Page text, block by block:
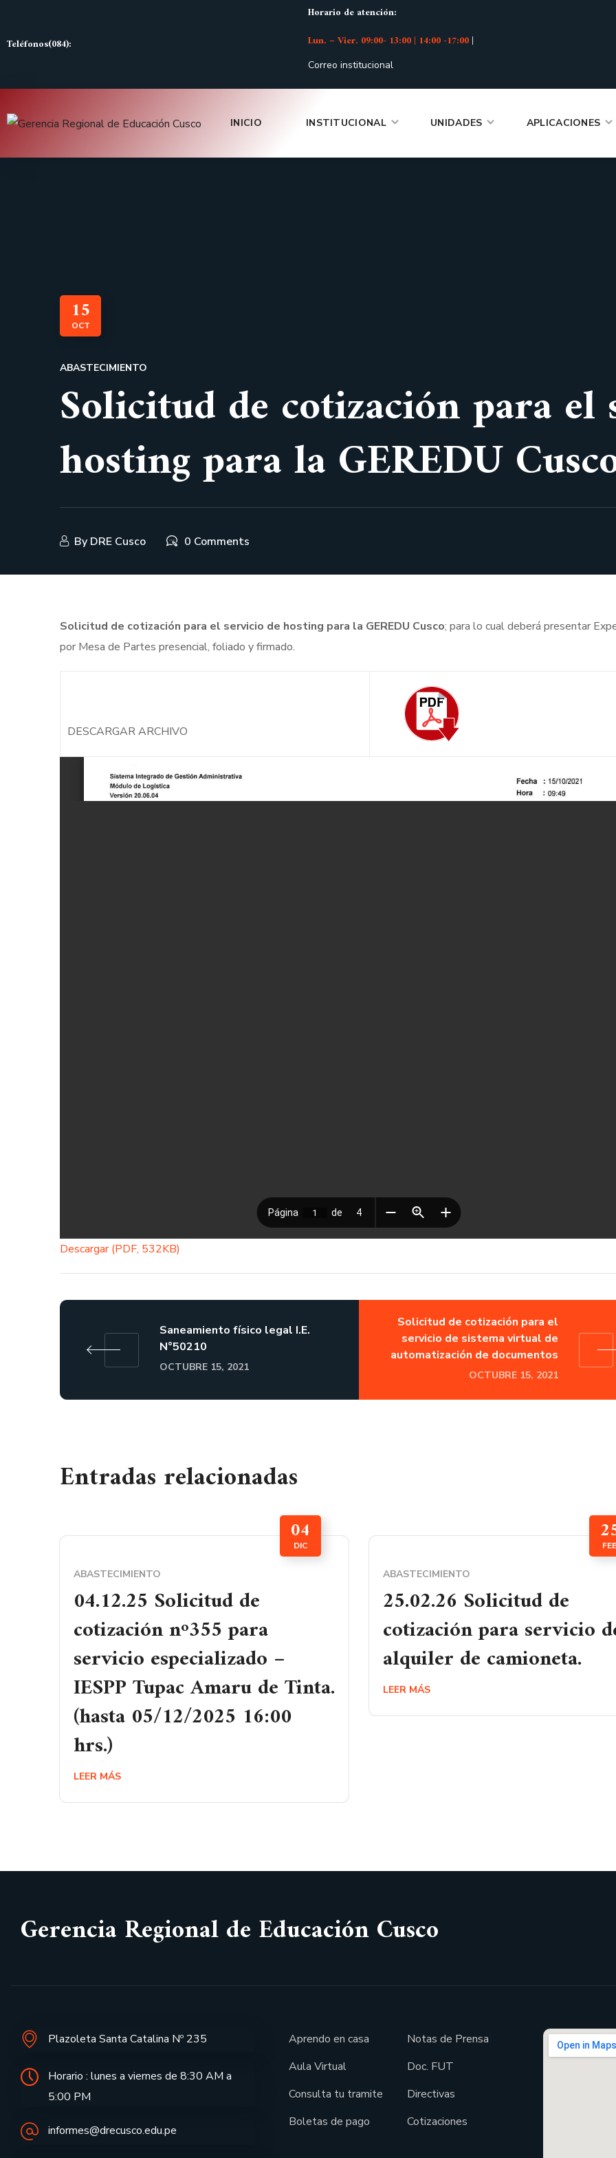
Teléfonos(084):
Horario de atención:
Lun. – Vier. 09:00- 13:00 | 14:00 -17:00|
Correo institucional
INICIO INSTITUCIONAL UNIDADES APLICACIONES
15
OCT
ABASTECIMIENTO
Solicitud de cotización para el
hosting para la GEREDU
By DRE Cusco 0 Comments
Solicitud de cotización para el servicio de hosting para la GEREDU Cusco; para lo cual deberá presentar
por Mesa de Partes presencial, foliado y firmado.
DESCARGAR ARCHIVO
Descargar (PDF, 532KB)
Saneamiento físico legal I.E.
N°50210
OCTUBRE 15, 2021
Solicitud de cotización para el
servicio de sistema virtual de
automatización de documentos
OCTUBRE 15, 2021
Entradas relacionadas
04
DIC
ABASTECIMIENTO
04.12.25 Solicitud de
cotización nº355 para
servicio especializado –
IESPP Tupac Amaru de Tinta.
(hasta 05/12/2025 16:00
hrs.)
LEER MÁS
ABASTECIMIENTO
25.02.26 Solicitud de
cotización para servicio
alquiler de camioneta.
LEER MÁS
Gerencia Regional de Educación Cusco
Plazoleta Santa Catalina Nº 235
Horario : lunes a viernes de 8:30 AM a
5:00 PM
informes@drecusco.edu.pe
Aprendo en casa
Aula Virtual
Consulta tu tramite
Boletas de pago
Notas de Prensa
Doc. FUT
Directivas
Cotizaciones